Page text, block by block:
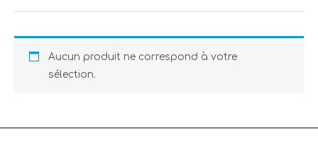
Aucun produit ne correspond à votre
sélection.